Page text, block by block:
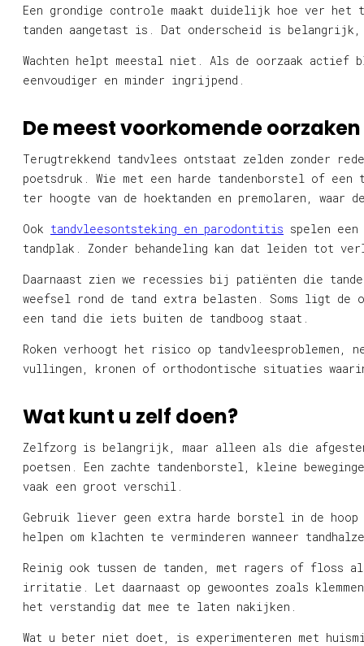
Een grondige controle maakt duidelijk hoe ver
tanden aangetast is. Dat onderscheid is
Wachten helpt meestal niet. Als de oorzaak actief
eenvoudiger en minder ingrijpend.
De meest voorkomende oorzaken
Terugtrekkend tandvlees ontstaat zelden zonder
poetsdruk. Wie met een harde tandenborstel of
ter hoogte van de hoektanden en premolaren,
Ook tandvleesontsteking en parodontitis spelen
tandplak. Zonder behandeling kan dat leiden tot
Daarnaast zien we recessies bij patiënten die
weefsel rond de tand extra belasten. Soms ligt
een tand die iets buiten de tandboog staat.
Roken verhoogt het risico op tandvleesproblemen,
vullingen, kronen of orthodontische situaties
Wat kunt u zelf doen?
Zelfzorg is belangrijk, maar alleen als die
poetsen. Een zachte tandenborstel, kleine
vaak een groot verschil.
Gebruik liever geen extra harde borstel in de hoop
helpen om klachten te verminderen wanneer
Reinig ook tussen de tanden, met ragers of floss
irritatie. Let daarnaast op gewoontes zoals
het verstandig dat mee te laten nakijken.
Wat u beter niet doet, is experimenteren met